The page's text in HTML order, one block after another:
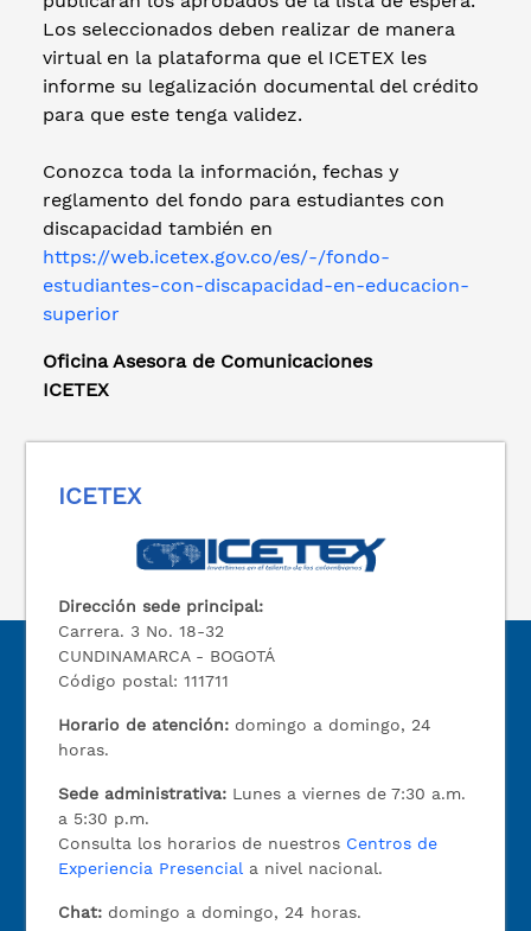
Los seleccionados deben realizar de manera
virtual en la plataforma que el ICETEX les
informe su legalización documental del crédito
para que este tenga validez.
Conozca toda la información, fechas y
reglamento del fondo para estudiantes con
discapacidad también en
https://web.icetex.gov.co/es/-/fondo-
estudiantes-con-discapacidad-en-educacion-
superior
Oficina Asesora de Comunicaciones
ICETEX
ICETEX
Dirección sede principal:
Carrera. 3 No. 18-32
CUNDINAMARCA - BOGOTÁ
Código postal: 111711
Horario de atención: domingo a domingo, 24
horas.
Sede administrativa: Lunes a viernes de 7:30 a.m.
a 5:30 p.m.
Consulta los horarios de nuestros Centros de
Experiencia Presencial a nivel nacional.
Chat: domingo a domingo, 24 horas.